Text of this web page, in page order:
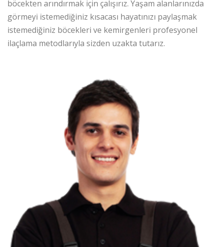
böcekten arındırmak için çalışırız. Yaşam alanlarınızda
görmeyi istemediğiniz kısacası hayatınızı paylaşmak
istemediğiniz böcekleri ve kemirgenleri profesyonel
ilaçlama metodlarıyla sizden uzakta tutarız.